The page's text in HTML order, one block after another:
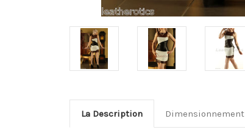
La Description Dimensionnement